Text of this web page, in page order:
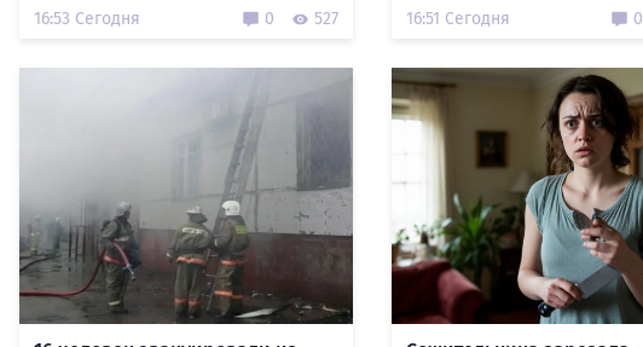
16:53 Сегодня 0 527 16:51 Сегодня 0